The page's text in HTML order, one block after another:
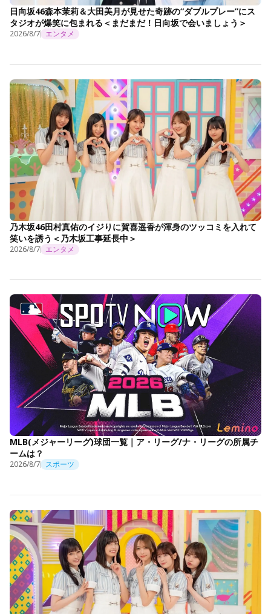
日向坂46森本茉莉＆大田美月が見せた奇跡の“ダブルプレー”にス
タジオが爆笑に包まれる＜まだまだ！日向坂で会いましょう＞
2026/8/7 エンタメ
乃木坂46田村真佑のイジりに賀喜遥香が渾身のツッコミを入れて
笑いを誘う＜乃木坂工事延長中＞
2026/8/7 エンタメ
MLB(メジャーリーグ)球団一覧｜ア・リーグ/ナ・リーグの所属チ
ームは？
2026/8/7 スポーツ